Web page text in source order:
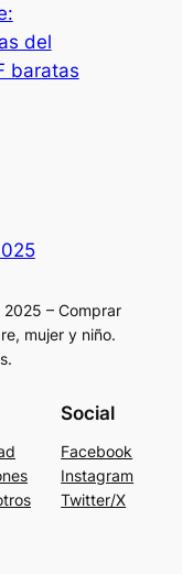
del
baratas
– Comprar
mujer y niño.
Social
Facebook
Instagram
Twitter/X